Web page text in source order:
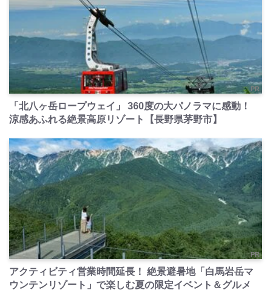
PR
「北八ヶ岳ロープウェイ」 360度の大パノラマに感動！
涼感あふれる絶景高原リゾート【長野県茅野市】
PR
アクティビティ営業時間延長！ 絶景避暑地「白馬岩岳マ
ウンテンリゾート」で楽しむ夏の限定イベント＆グルメ